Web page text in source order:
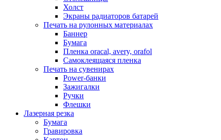
Холст
Экраны радиаторов батарей
Печать на рулонных материалах
Баннер
Бумага
Пленка oracal, avery, orafol
Самоклеящаяся пленка
Печать на сувенирах
Power-банки
Зажигалки
Ручки
Флешки
Лазерная резка
Бумага
Гравировка